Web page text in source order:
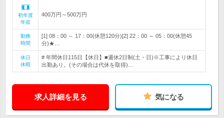
初年度
年収
400万円～500万円
勤務
時間
[1] 08：00 ～ 17：00(休憩120分)[2] 22：00 ～ 05：00(休憩45
分)★…
休日
休暇
# 年間休日115日【休日】■週休2日制(土・日)※工事により休日
出勤あり。(その場合は代休を取得)…
求人詳細を見る 気になる